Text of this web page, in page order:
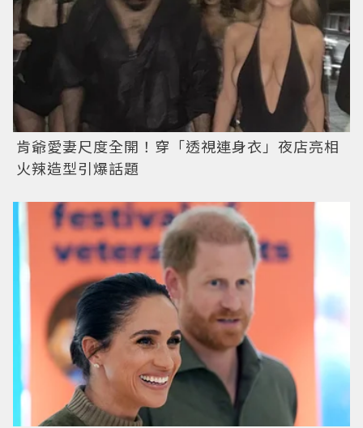
肯爺愛妻尺度全開！穿「透視連身衣」夜店亮相
火辣造型引爆話題